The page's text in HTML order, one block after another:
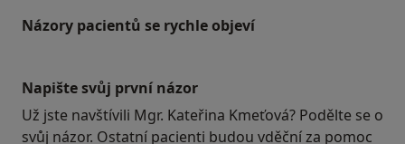
Názory pacientů se rychle objeví
Napište svůj první názor
Už jste navštívili Mgr. Kateřina Kmeťová? Podělte se o
svůj názor. Ostatní pacienti budou vděční za pomoc